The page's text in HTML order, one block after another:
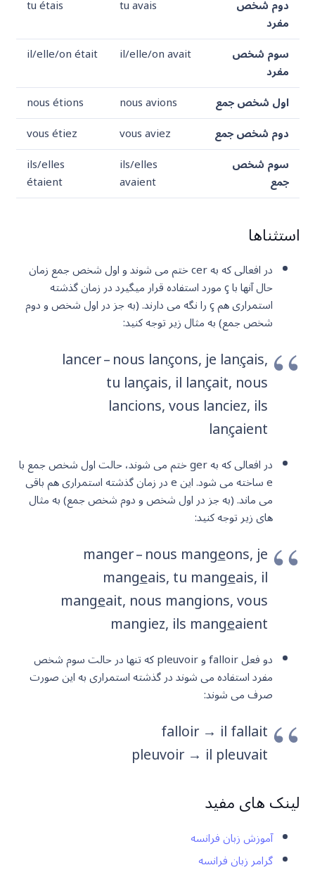
دوم شخص
مفرد
tu avais
tu étais
سوم شخص
مفرد
il/elle/on avait
il/elle/on était
اول شخص جمع nous avions
nous étions
دوم شخص جمع
vous aviez
vous étiez
سوم شخص
جمع
ils/elles
avaient
ils/elles
étaient
استثناها
در افعالی که به cer ختم می شوند و اول شخص جمع زمان
حال آنها با ç مورد استفاده قرار میگیرد در زمان گذشته
استمراری هم ç را نگه می دارند. (به جز در اول شخص و دوم
شخص جمع) به مثال زیر توجه کنید:
lancer – nous lançons, je lançais,
tu lançais, il lançait, nous
lancions, vous lanciez, ils
lançaient
در افعالی که به ger ختم می شوند، حالت اول شخص جمع با
e ساخته می شود. این e در زمان گذشته استمراری هم باقی
می ماند. (به جز در اول شخص و دوم شخص جمع) به مثال
های زیر توجه کنید:
manger – nous mangeons, je
mangeais, tu mangeais, il
mangeait, nous mangions, vous
mangiez, ils mangeaient
دو فعل falloir و pleuvoir که تنها در حالت سوم شخص
مفرد استفاده می شوند در گذشته استمراری به این صورت
صرف می شوند:
falloir → il fallait
pleuvoir → il pleuvait
لینک های مفید
آموزش زبان فرانسه
گرامر زبان فرانسه